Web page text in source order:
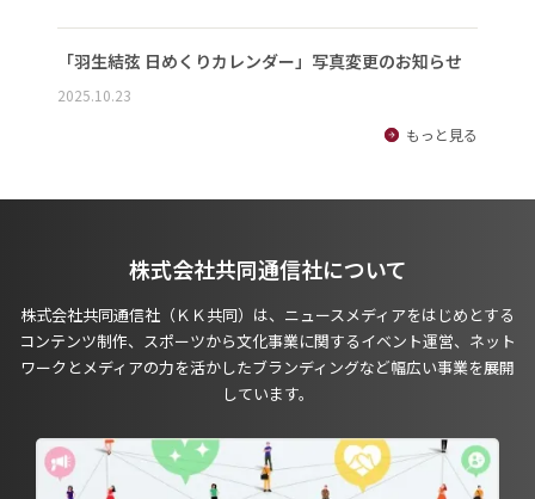
「羽生結弦 日めくりカレンダー」写真変更のお知らせ
2025.10.23
もっと見る
株式会社共同通信社について
株式会社共同通信社（ＫＫ共同）は、ニュースメディアをはじめとする
コンテンツ制作、スポーツから文化事業に関するイベント運営、ネット
ワークとメディアの力を活かしたブランディングなど幅広い事業を展開
しています。